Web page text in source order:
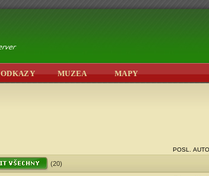
ODKAZY MUZEA MAPY
POSL.
(20)